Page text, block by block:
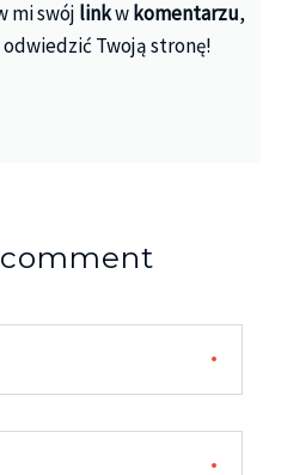
mi swój linkwkomentarzu,
Twoją stronę!
comment